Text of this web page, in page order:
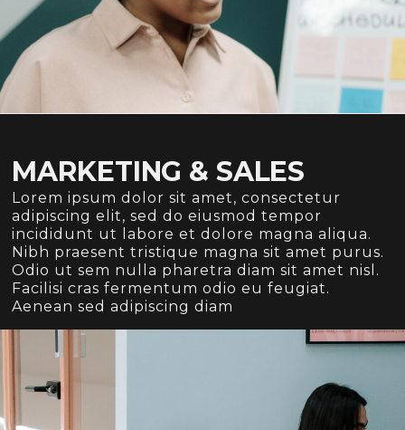
MARKETING & SALES
Lorem ipsum dolor sit amet, consectetur
adipiscing elit, sed do eiusmod tempor
incididunt ut labore et dolore magna aliqua.
Nibh praesent tristique magna sit amet purus.
Odio ut sem nulla pharetra diam sit amet nisl.
Facilisi cras fermentum odio eu feugiat.
Aenean sed adipiscing diam